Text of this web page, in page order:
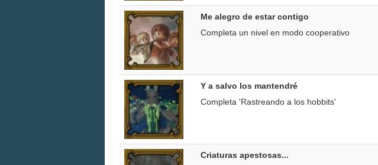
Me alegro de estar contigo
Completa un nivel en modo cooperativo
Y a salvo los mantendré
Completa 'Rastreando a los hobbits'
Criaturas apestosas...